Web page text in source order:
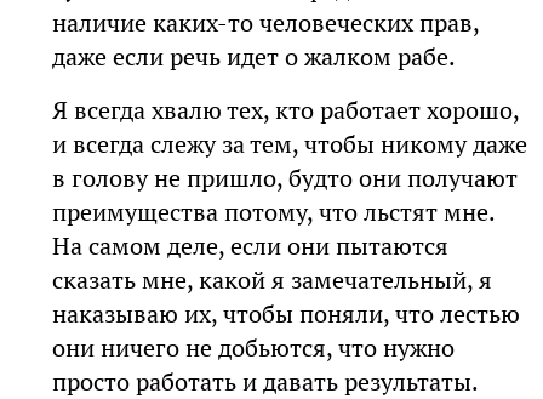
наличие каких-то человеческих прав,
даже если речь идет о жалком рабе.
Я всегда хвалю тех, кто работает хорошо,
и всегда слежу за тем, чтобы никому даже
в голову не пришло, будто они получают
преимущества потому, что льстят мне.
На самом деле, если они пытаются
сказать мне, какой я замечательный, я
наказываю их, чтобы поняли, что лестью
они ничего не добьются, что нужно
просто работать и давать результаты.